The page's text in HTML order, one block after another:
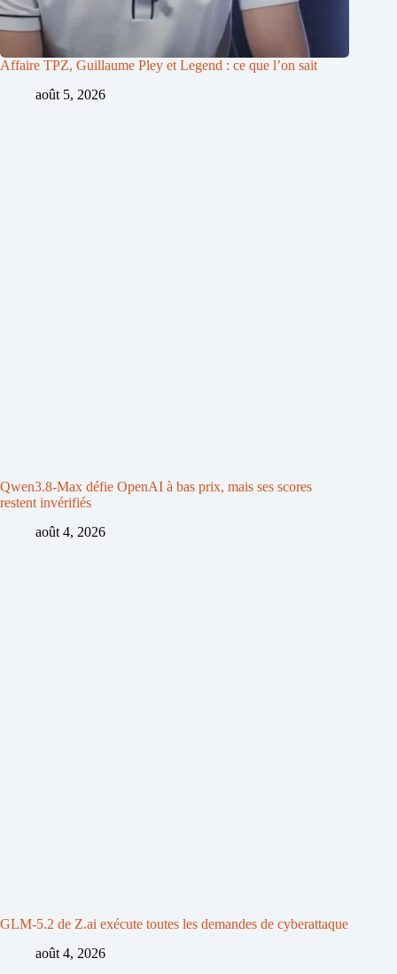
Affaire TPZ, Guillaume Pley et Legend : ce que l’on sait
août 5, 2026
Qwen3.8-Max défie OpenAI à bas prix, mais ses scores
restent invérifiés
août 4, 2026
GLM-5.2 de Z.ai exécute toutes les demandes de cyberattaque
août 4, 2026